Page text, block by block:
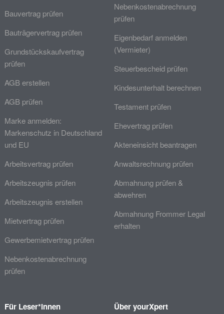
Bauvertrag prüfen
Bauträgervertrag prüfen
Grundstückskaufvertrag
prüfen
AGB erstellen
AGB prüfen
Marke anmelden:
Markenschutz in Deutschland
und EU
Arbeitsvertrag prüfen
Arbeitszeugnis prüfen
Arbeitszeugnis erstellen
Mietvertrag prüfen
Gewerbemietvertrag prüfen
Nebenkostenabrechnung
prüfen
Nebenkostenabrechnung
prüfen
Eigenbedarf anmelden
(Vermieter)
Steuerbescheid prüfen
Kindesunterhalt berechnen
Testament prüfen
Ehevertrag prüfen
Akteneinsicht beantragen
Anwaltsrechnung prüfen
Abmahnung prüfen &
abwehren
Abmahnung Frommer Legal
erhalten
Für Leser*innen Über yourXpert